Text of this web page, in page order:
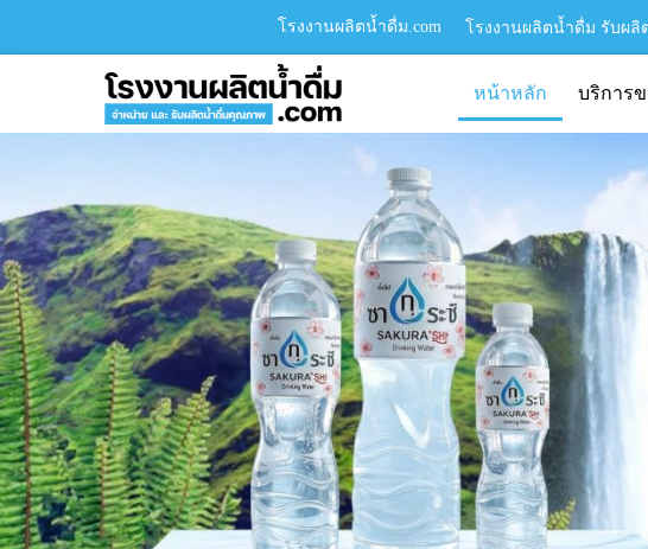
โรงงานผลิตน้ำดื่ม.com โรงงานผลิตน้ำดื่ม รับผ
หน้าหลัก บริการข